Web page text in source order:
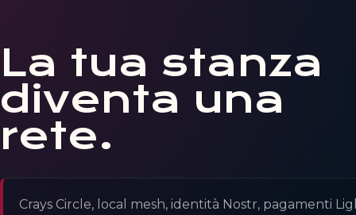
La tua stanza
diventa una
rete.
Crays Circle, local mesh, identità Nostr, pagamenti